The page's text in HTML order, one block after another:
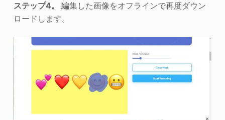
ステップ4。 編集した画像をオフラインで再度ダウン
ロードします。